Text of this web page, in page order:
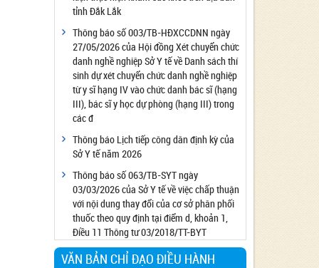
Công bố đủ điều kiện cung cấp dịch vụ diệt
côn trùng, diệt khuẩn bằng chế phẩm
Công bố cơ sở đủ điều kiện quan trắc môi
trường lao động
Công bố hồ sơ về trang thiết bị y tế
Công bố cơ sở đủ điều kiện tiêm chủng
Cơ sở Massage đủ điều kiện hoạt động
Cơ sở thẩm mỹ đủ điều kiện hoạt động
tỉnh Đắk Lắk
Thông báo số 003/TB-HĐXCCDNN ngày
27/05/2026 của Hội đồng Xét chuyển chức
danh nghề nghiệp Sở Y tế về Danh sách thí
sinh dự xét chuyển chức danh nghề nghiệp
từ y sĩ hạng IV vào chức danh bác sĩ (hạng
III), bác sĩ y học dự phòng (hạng III) trong
các đ
Thông báo Lịch tiếp công dân định kỳ của
Sở Y tế năm 2026
Thông báo số 063/TB-SYT ngày
03/03/2026 của Sở Y tế về việc chấp thuận
với nội dung thay đổi của cơ sở phân phối
thuốc theo quy định tại điểm d, khoản 1,
Điều 11 Thông tư 03/2018/TT-BYT
VĂN BẢN CHỈ ĐẠO ĐIỀU HÀNH